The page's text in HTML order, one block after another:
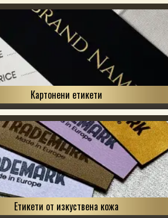
Картонени етикети
Етикети от изкуствена кожа